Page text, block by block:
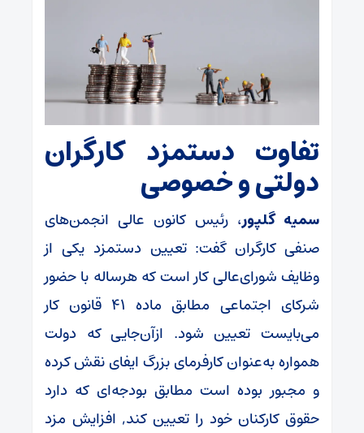
تفاوت دستمزد کارگران
دولتی و خصوصی
سمیه گلپور، رئیس کانون عالی انجمن‌های
صنفی کارگران گفت: تعیین دستمزد یکی از
وظایف شورای‌عالی کار است که هرساله با حضور
شرکای اجتماعی مطابق ماده ۴۱ قانون کار
می‌بایست تعیین شود. ازآن‌جایی که دولت
همواره به‌عنوان کارفرمای بزرگ ایفای نقش کرده
و مجبور بوده است مطابق بودجه‌ای که دارد
حقوق کارکنان خود را تعیین کند, افزایش مزد